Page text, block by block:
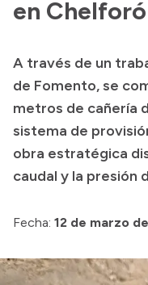
Transparencia
Inversión en Salud
Licitaciones
Consulta de
en Chelforó
A través de un
de Fomento, se
metros de cañería
sistema de
obra estratégica
caudal y la presión
Fecha: 12 de marzo